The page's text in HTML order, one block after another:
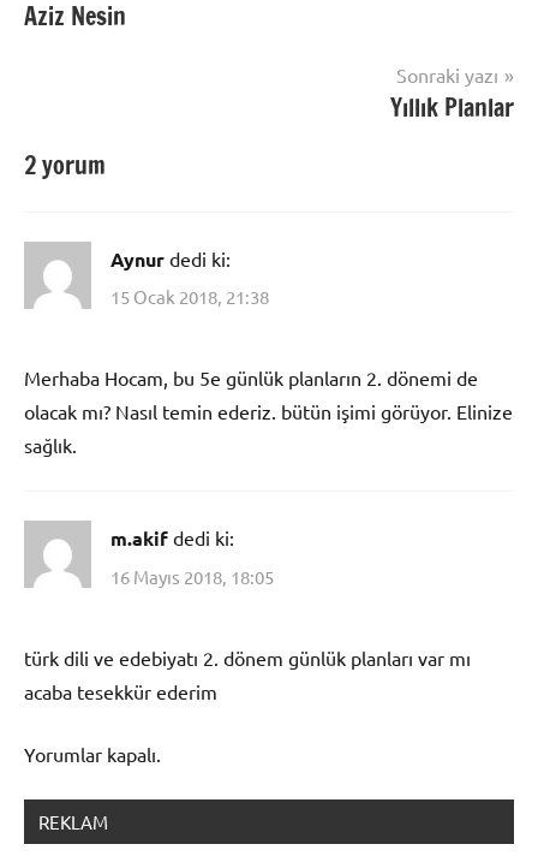
gezinmesi
Aziz Nesin
Sonraki yazı
Yıllık Planlar
2 yorum
Aynur dedi ki:
15 Ocak 2018, 21:38
Merhaba Hocam, bu 5e günlük planların 2. dönemi de
olacak mı? Nasıl temin ederiz. bütün işimi görüyor. Elinize
sağlık.
m.akif dedi ki:
16 Mayıs 2018, 18:05
türk dili ve edebiyatı 2. dönem günlük planları var mı
acaba tesekkür ederim
Yorumlar kapalı.
REKLAM